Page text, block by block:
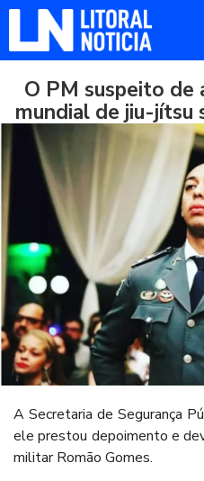
O PM suspeito de
mundial de jiu-jítsu
A Secretaria de Segurança
ele prestou depoimento e
militar Romão Gomes.